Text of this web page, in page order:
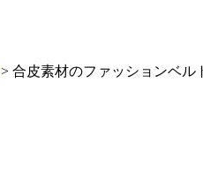
> 合皮素材のファッションベル